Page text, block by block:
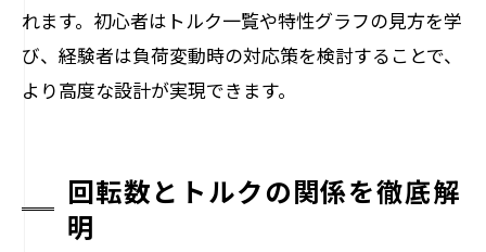
れます。初心者はトルク一覧や特性グラフの見方を学
び、経験者は負荷変動時の対応策を検討することで、
より高度な設計が実現できます。
回転数とトルクの関係を徹底解
明